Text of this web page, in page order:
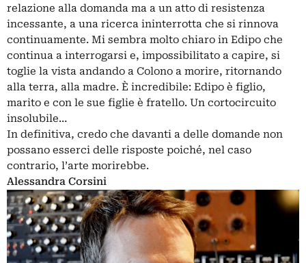
relazione alla domanda ma a un atto di resistenza
incessante, a una ricerca ininterrotta che si rinnova
continuamente. Mi sembra molto chiaro in Edipo che
continua a interrogarsi e, impossibilitato a capire, si
toglie la vista andando a Colono a morire, ritornando
alla terra, alla madre. È incredibile: Edipo è figlio,
marito e con le sue figlie è fratello. Un cortocircuito
insolubile…
In definitiva, credo che davanti a delle domande non
possano esserci delle risposte poiché, nel caso
contrario, l’arte morirebbe.
Alessandra Corsini